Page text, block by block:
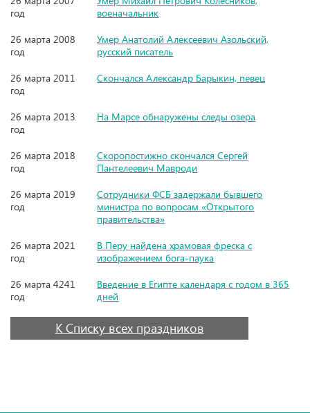
год
военачальник
26 марта 2008
год
Умер Анатолий Алексеевич Азольский,
русский писатель
26 марта 2011
год
Скончался Александр Барыкин, певец
26 марта 2013
год
На Марсе обнаружены следы озера
26 марта 2018
год
Скоропостижно скончался Сергей
Пантелеевич Мавроди
26 марта 2019
год
Сотрудники ФСБ задержали бывшего
министра по вопросам «Открытого
правительства»
26 марта 2021
год
В Перу найдена храмовая фреска с
изображением бога-паука
26 марта 4241
год
Введение в Египте календаря с годом в 365
дней
К Списку всех праздников